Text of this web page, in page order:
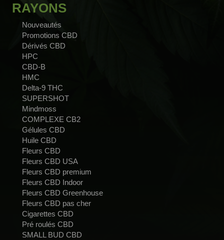
RAYONS
Nouveautés
Promotions CBD
Dérivés CBD
HPC
CBD-B
HMC
Delta-9 THC
SUPERSHOT
Mindmoss
COMPLEXE CB2
Gélules CBD
Huile CBD
Fleurs CBD
Fleurs CBD USA
Fleurs CBD premium
Fleurs CBD Indoor
Fleurs CBD Greenhouse
Fleurs CBD pas cher
Cigarettes CBD
Pré roulés CBD
SMALL BUD CBD